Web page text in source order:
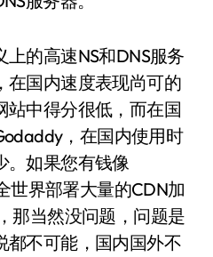
的高速NS和DNS服务
在国内速度表现尚可的
站中得分很低，而在国
，在国内使用时
。如果您有钱像
世界部署大量的CDN加
那当然没问题，问题是
都不可能，国内国外不